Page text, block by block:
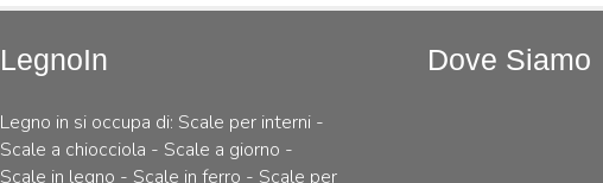
LegnoIn
Legno in si occupa di: Scale per interni -
Scale a chiocciola - Scale a giorno -
Scale in legno - Scale in ferro - Scale per
Dove Siamo